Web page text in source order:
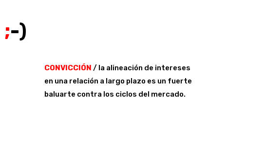
;-)
CONVICCIÓN / la alineación de intereses
en una relación a largo plazo es un fuerte
baluarte contra los ciclos del mercado.